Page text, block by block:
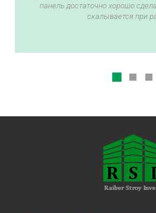
панель достаточно хорошо
скалывается при